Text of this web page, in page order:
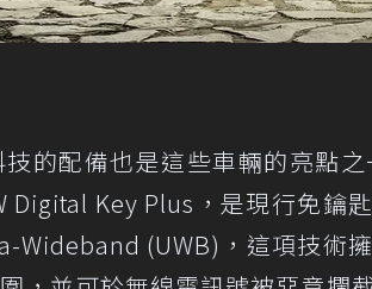
的配備也是這些車輛的亮點之
Digital Key Plus，是現行免鑰
Wideband (UWB)，這項技術